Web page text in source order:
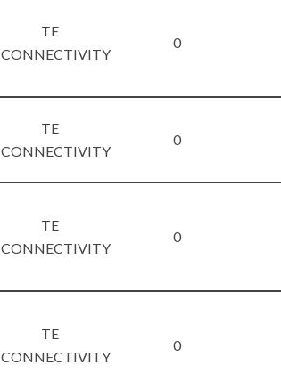
TE
CONNECTIVITY
0
TE
CONNECTIVITY
0
TE
CONNECTIVITY
0
TE
CONNECTIVITY
0